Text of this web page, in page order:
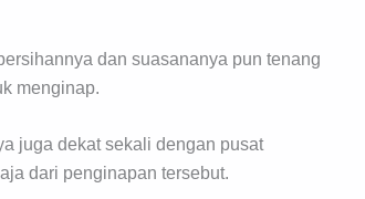
dan suasananya pun tenang
menginap.
juga dekat sekali dengan pusat
dari penginapan tersebut.